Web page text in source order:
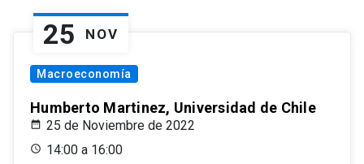
25 NOV
Macroeconomía
Humberto Martinez, Universidad de Chile
25 de Noviembre de 2022
14:00 a 16:00